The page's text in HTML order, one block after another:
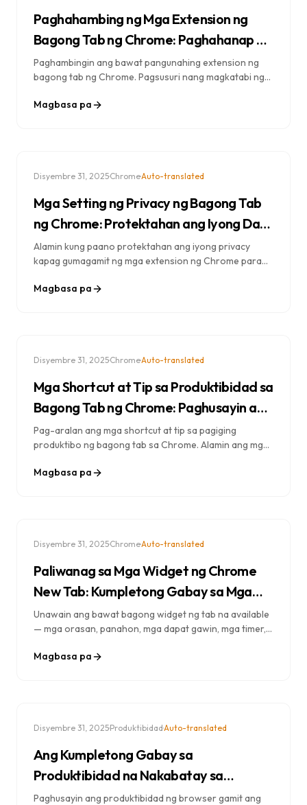
Paghahambing ng Mga Extension ng
Bagong Tab ng Chrome: Paghahanap ng
Iyong Perpektong Kapareha (2025)
Paghambingin ang bawat pangunahing extension ng
bagong tab ng Chrome. Pagsusuri nang magkatabi ng
hanapin ang perpektong bagong tab para sa iyong
Magbasa pa
Disyembre 31, 2025·Chrome·Auto-translated
Mga Setting ng Privacy ng Bagong Tab
ng Chrome: Protektahan ang Iyong Data
Habang Nagko-customize
Alamin kung paano protektahan ang iyong privacy
kapag gumagamit ng mga extension ng Chrome para
pahintulot, at pumili ng mga opsyon na may kinalaman
Magbasa pa
Disyembre 31, 2025·Chrome·Auto-translated
Mga Shortcut at Tip sa Produktibidad sa
Bagong Tab ng Chrome: Paghusayin ang
Iyong Browser
Pag-aralan ang mga shortcut at tip sa pagiging
produktibo ng bagong tab sa Chrome. Alamin ang mga
nakakatipid ng oras, at mga estratehiya ng eksperto
Magbasa pa
Disyembre 31, 2025·Chrome·Auto-translated
Paliwanag sa Mga Widget ng Chrome
New Tab: Kumpletong Gabay sa Mga
Tool sa Pagiging Produktibo
Unawain ang bawat bagong widget ng tab na available
— mga orasan, panahon, mga dapat gawin, mga timer,
configure at gamitin ang mga widget para sa
Magbasa pa
Disyembre 31, 2025·Produktibidad·Auto-translated
Ang Kumpletong Gabay sa
Produktibidad na Nakabatay sa
Browser (2025)
Paghusayin ang produktibidad ng browser gamit ang